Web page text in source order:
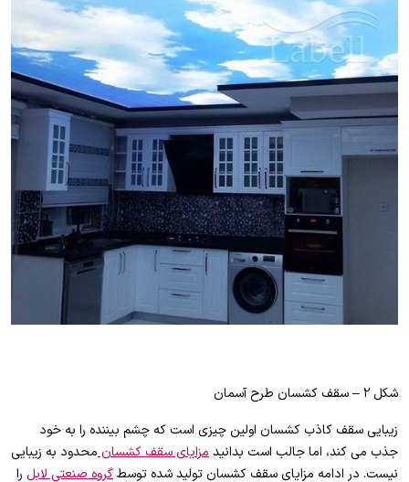
شکل ۲ – سقف کشسان طرح آسمان
زیبایی سقف کاذب کشسان اولین چیزی است که چشم بیننده را به خود
جذب می کند، اما جالب است بدانیدمزایای سقف کشسانمحدود به زیبایی
نیست. در ادامه مزایای سقف کشسان تولید شده توسطگروه صنعتی لابل را